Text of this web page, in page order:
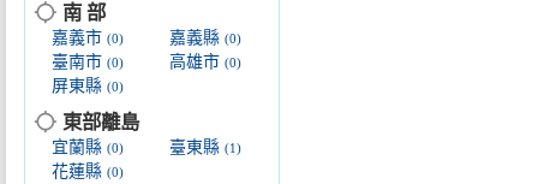
location_searching 南 部
嘉義市 (0) 嘉義縣(0)
臺南市 (0) 高雄市(0)
屏東縣 (0)
location_searching 東部離島
宜蘭縣 (0) 臺東縣(1)
花蓮縣 (0)